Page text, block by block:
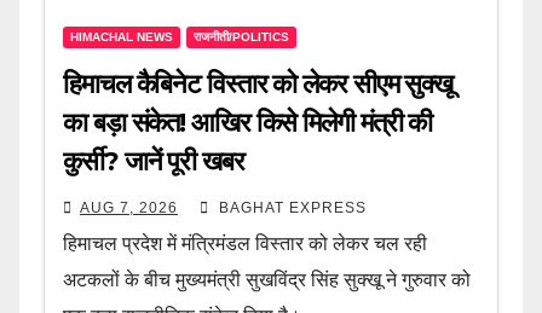
HIMACHAL NEWS राजनीती/POLITICS
हिमाचल कैबिनेट विस्तार को लेकर सीएम सुक्खू
का बड़ा संकेत! आखिर किसे मिलेगी मंत्री की
कुर्सी? जानें पूरी खबर
AUG 7, 2026 BAGHAT EXPRESS
हिमाचल प्रदेश में मंत्रिमंडल विस्तार को लेकर चल रही
अटकलों के बीच मुख्यमंत्री सुखविंद्र सिंह सुक्खू ने गुरुवार को